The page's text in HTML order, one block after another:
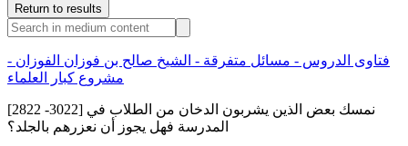
Return to results
فتاوى الدروس - مسائل متفرقة - الشيخ صالح بن فوزان الفوزان -
مشروع كبار العلماء
[2822 -3022] نمسك بعض الذين يشربون الدخان من الطلاب في
المدرسة فهل يجوز أن نعزرهم بالجلد؟